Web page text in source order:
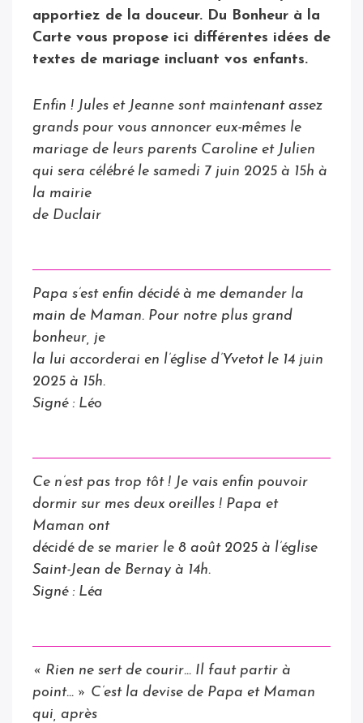
apportiez de la douceur. Du Bonheur à la
Carte vous propose ici différentes idées de
textes de mariage incluant vos enfants.
Enfin ! Jules et Jeanne sont maintenant assez
grands pour vous annoncer eux-mêmes le
mariage de leurs parents Caroline et Julien
qui sera célébré le samedi 7 juin 2025 à 15h à
la mairie
de Duclair
Papa s’est enfin décidé à me demander la
main de Maman. Pour notre plus grand
bonheur, je
la lui accorderai en l’église d’Yvetot le 14 juin
2025 à 15h.
Signé : Léo
Ce n’est pas trop tôt ! Je vais enfin pouvoir
dormir sur mes deux oreilles ! Papa et
Maman ont
décidé de se marier le 8 août 2025 à l’église
Saint-Jean de Bernay à 14h.
Signé : Léa
« Rien ne sert de courir… Il faut partir à
point… » C’est la devise de Papa et Maman
qui, après